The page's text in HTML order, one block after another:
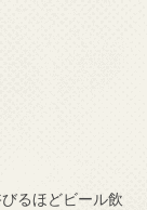
るほどビール飲